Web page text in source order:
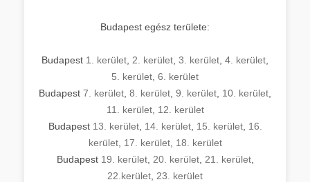
Budapest egész területe:
Budapest 1. kerület 2. kerület 3. kerület 4. kerület
5. kerület 6. kerület
Budapest 7. kerület 8. kerület 9. kerület 10. kerület
11. kerület, 12. kerület
Budapest 13. kerület, 14. kerület, 15. kerület, 16.
kerület, 17. kerület, 18. kerület
Budapest 19. kerület, 20. kerület, 21. kerület,
22.kerület 23. kerület